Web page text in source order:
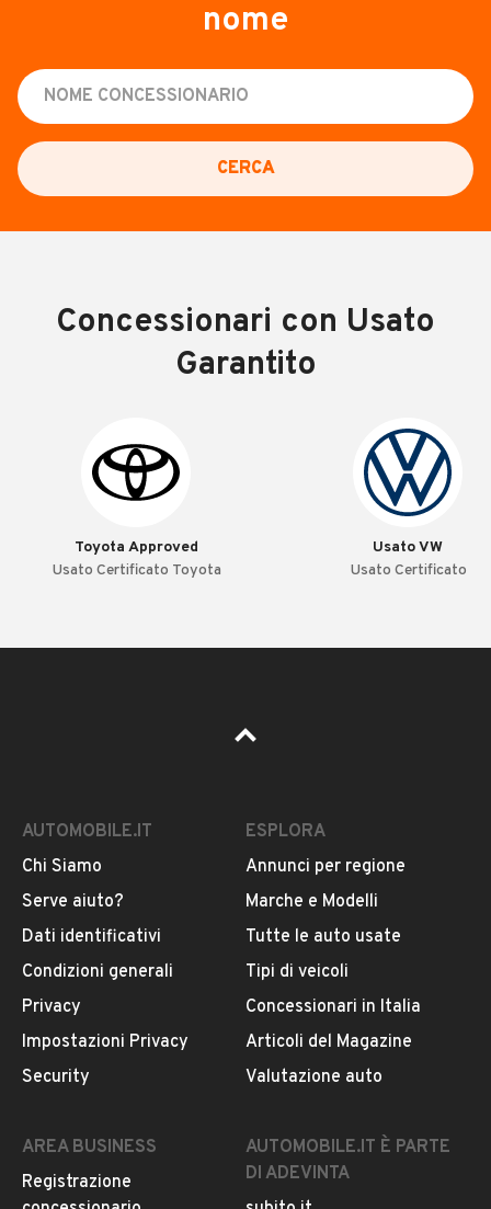
nome
CERCA
Concessionari con Usato
Garantito
Toyota Approved
Usato Certificato Toyota
Usato VW
Usato Certificato
AUTOMOBILE.IT
Chi Siamo
Serve aiuto?
Dati identificativi
Condizioni generali
Privacy
Impostazioni Privacy
Security
ESPLORA
Annunci per regione
Marche e Modelli
Tutte le auto usate
Tipi di veicoli
Concessionari in Italia
Articoli del Magazine
Valutazione auto
AREA BUSINESS
Registrazione
AUTOMOBILE.IT È PARTE
DI ADEVINTA